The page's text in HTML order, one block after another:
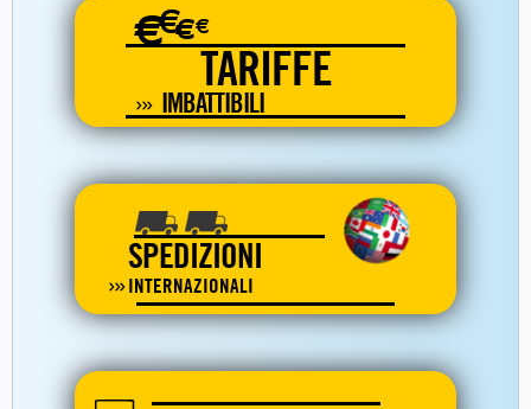
€€€€
TARIFFE
IMBATTIBILI
SPEDIZIONI
INTERNAZIONALI